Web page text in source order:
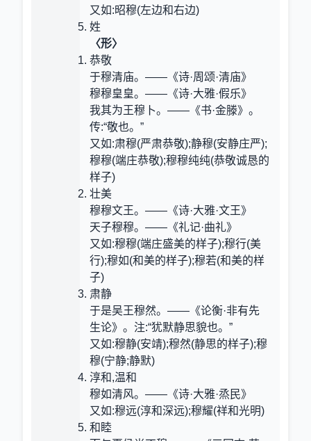
又如:昭穆(左边和右边)
姓
〈形〉
恭敬
于穆清庙。——《诗·周颂·清庙》
穆穆皇皇。——《诗·大雅·假乐》
我其为王穆卜。——《书·金滕》。
传:“敬也。”
又如:肃穆(严肃恭敬);静穆(安静庄严);
穆穆(端庄恭敬);穆穆纯纯(恭敬诚恳的
样子)
壮美
穆穆文王。——《诗·大雅·文王》
天子穆穆。——《礼记·曲礼》
又如:穆穆(端庄盛美的样子);穆行(美
行);穆如(和美的样子);穆若(和美的样
子)
肃静
于是吴王穆然。——《论衡·非有先
生论》。注:“犹默静思貌也。”
又如:穆静(安靖);穆然(静思的样子);穆
穆(宁静;静默)
淳和,温和
穆如清风。——《诗·大雅·烝民》
又如:穆远(淳和深远);穆耀(祥和光明)
和睦